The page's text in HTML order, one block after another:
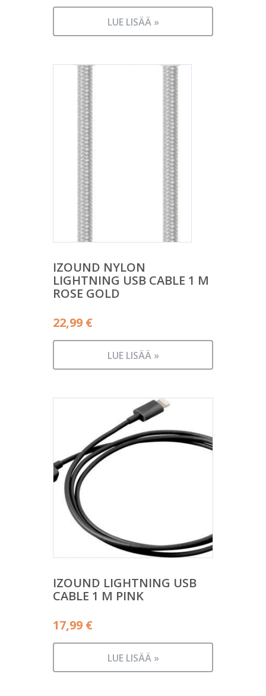
LUE LISÄÄ »
IZOUND NYLON
LIGHTNING USB CABLE 1 M
ROSE GOLD
22,99 €
LUE LISÄÄ »
IZOUND LIGHTNING USB
CABLE 1 M PINK
17,99 €
LUE LISÄÄ »